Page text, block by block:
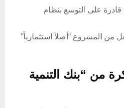
على التوسع بنظام
من المشروع “أصلاً استثمارياً”
من “بنك التنمية